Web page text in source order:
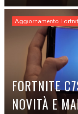
Aggiornamento
FORTNITE
NOVITÀ E